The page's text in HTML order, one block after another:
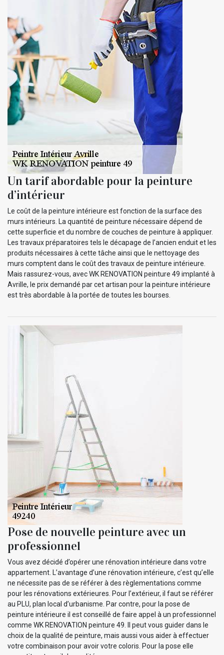
Un tarif abordable pour la peinture
d’intérieur
Le coût de la peinture intérieure est fonction de la surface des
murs intérieurs. La quantité de peinture nécessaire dépend de
cette superficie et du nombre de couches de peinture à appliquer.
Les travaux préparatoires tels le décapage de l’ancien enduit et les
produits nécessaires à cette tâche ainsi que le nettoyage des
murs comptent dans le coût des travaux de peinture intérieure.
Mais rassurez-vous, avec WK RENOVATION peinture 49 implanté à
Avrille, le prix demandé par cet artisan pour la peinture intérieure
est très abordable à la portée de toutes les bourses.
Pose de nouvelle peinture avec un
professionnel
Vous avez décidé d’opérer une rénovation intérieure dans votre
appartement. L’avantage d’une rénovation intérieure, c’est qu’elle
ne nécessite pas de se référer à des règlementations comme
pour les rénovations extérieures. Pour l’extérieur, il faut se référer
au PLU, plan local d’urbanisme. Par contre, pour la pose de
peinture intérieure il est conseillé de faire appel à un professionnel
comme WK RENOVATION peinture 49. Il peut vous guider dans le
choix de la qualité de peinture, mais aussi vous aider à effectuer
votre combinaison pour avoir votre coloris. Pour la pose elle